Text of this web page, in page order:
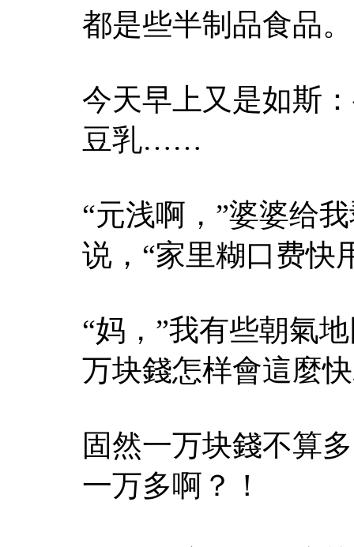
都是些半制品食品。
今天早上又是如斯
豆乳……
“元浅啊，”婆婆给
说，“家里糊口费快
“妈，”我有些朝氣
万块錢怎样會這麼
固然一万块錢不算
一万多啊？！